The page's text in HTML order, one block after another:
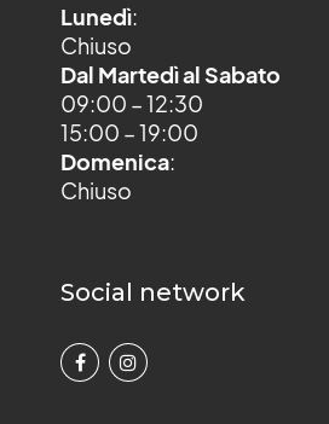
Lunedì:
Chiuso
Dal Martedì al Sabato
09:00 – 12:30
15:00 – 19:00
Domenica:
Chiuso
Social network